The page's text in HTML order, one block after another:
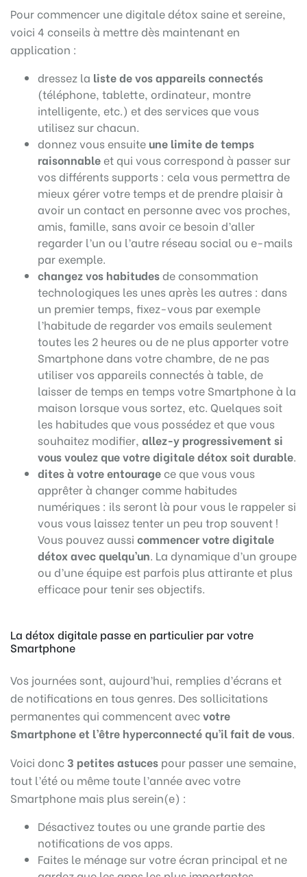
Pour commencer une digitale détox saine et sereine,
voici 4 conseils à mettre dès maintenant en
application :
dressez la liste de vos appareils connectés
(téléphone, tablette, ordinateur, montre
intelligente, etc.) et des services que vous
utilisez sur chacun.
donnez vous ensuite une limite de temps
raisonnable et qui vous correspond à passer sur
vos différents supports : cela vous permettra de
mieux gérer votre temps et de prendre plaisir à
avoir un contact en personne avec vos proches,
amis, famille, sans avoir ce besoin d’aller
regarder l’un ou l’autre réseau social ou e-mails
par exemple.
changez vos habitudesde consommation
technologiques les unes après les autres : dans
un premier temps, fixez-vous par exemple
l’habitude de regarder vos emails seulement
toutes les 2 heures ou de ne plus apporter votre
Smartphone dans votre chambre, de ne pas
utiliser vos appareils connectés à table, de
laisser de temps en temps votre Smartphone à la
maison lorsque vous sortez, etc. Quelques soit
les habitudes que vous possédez et que vous
souhaitez modifier, allez-y progressivement si
vous voulez que votre digitale détox soit durable.
dites à votre entourage ce que vous vous
apprêter à changer comme habitudes
numériques : ils seront là pour vous le rappeler si
vous vous laissez tenter un peu trop souvent !
Vous pouvez aussi commencer votre digitale
détox avec quelqu’un. La dynamique d’un groupe
ou d’une équipe est parfois plus attirante et plus
efficace pour tenir ses objectifs.
La détox digitale passe en particulier par votre
Smartphone
Vos journées sont, aujourd’hui, remplies d’écrans et
de notifications en tous genres. Des sollicitations
permanentes qui commencent avecvotre
Smartphone et l’être hyperconnecté qu’il fait de vous.
Voici donc3 petites astuces pour passer une semaine,
tout l’été ou même toute l’année avec votre
Smartphone mais plus serein(e) :
Désactivez toutes ou une grande partie des
notifications de vos apps.
Faites le ménage sur votre écran principal et ne